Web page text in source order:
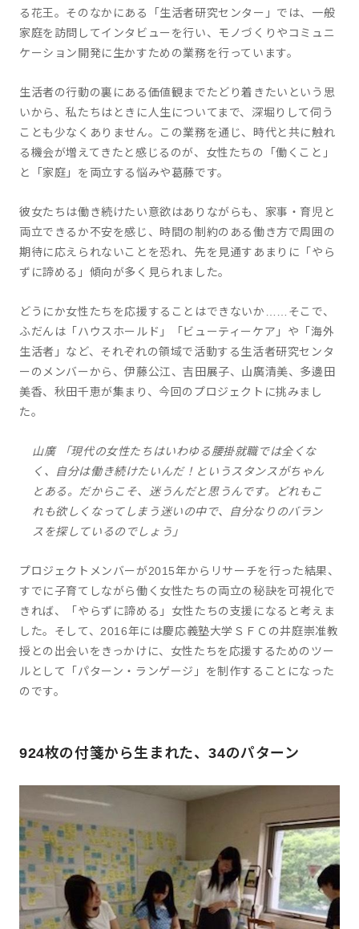
る花王。そのなかにある「生活者研究センター」では、一般
家庭を訪問してインタビューを行い、モノづくりやコミュニ
ケーション開発に生かすための業務を行っています。
生活者の行動の裏にある価値観までたどり着きたいという思
いから、私たちはときに人生についてまで、深堀りして伺う
ことも少なくありません。この業務を通じ、時代と共に触れ
る機会が増えてきたと感じるのが、女性たちの「働くこと」
と「家庭」を両立する悩みや葛藤です。
彼女たちは働き続けたい意欲はありながらも、家事・育児と
両立できるか不安を感じ、時間の制約のある働き方で周囲の
期待に応えられないことを恐れ、先を見通すあまりに「やら
ずに諦める」傾向が多く見られました。
どうにか女性たちを応援することはできないか……そこで、
ふだんは「ハウスホールド」「ビューティーケア」や「海外
生活者」など、それぞれの領域で活動する生活者研究センタ
ーのメンバーから、伊藤公江、吉田展子、山廣清美、多邊田
美香、秋田千恵が集まり、今回のプロジェクトに挑みまし
た。
山廣 「現代の女性たちはいわゆる腰掛就職では全くな
く、自分は働き続けたいんだ！というスタンスがちゃん
とある。だからこそ、迷うんだと思うんです。どれもこ
れも欲しくなってしまう迷いの中で、自分なりのバラン
スを探しているのでしょう」
プロジェクトメンバーが2015年からリサーチを行った結果、
すでに子育てしながら働く女性たちの両立の秘訣を可視化で
きれば、「やらずに諦める」女性たちの支援になると考えま
した。そして、2016年には慶応義塾大学ＳＦＣの井庭崇准教
授との出会いをきっかけに、女性たちを応援するためのツー
ルとして「パターン・ランゲージ」を制作することになった
のです。
924枚の付箋から生まれた、34のパターン